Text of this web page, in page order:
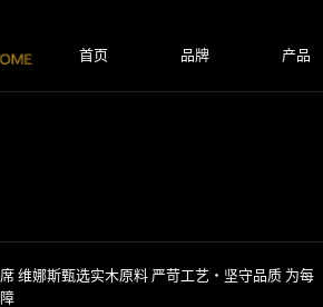
首页 品牌 产品
维娜斯甄选实木原料 严苛工艺・坚守品质 为每